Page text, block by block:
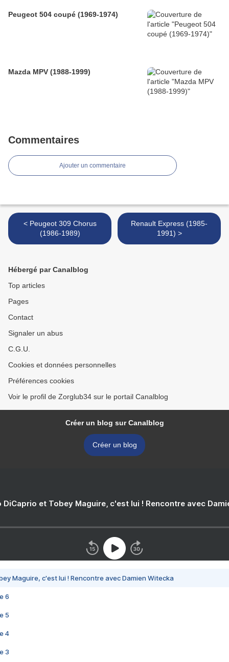
Peugeot 504 coupé (1969-1974)
Mazda MPV (1988-1999)
Commentaires
Ajouter un commentaire
< Peugeot 309 Chorus
(1986-1989)
Renault Express (1985-
1991) >
Hébergé par Canalblog
Top articles
Pages
Contact
Signaler un abus
C.G.U.
Cookies et données personnelles
Préférences cookies
Voir le profil de Zorglub34 sur le portail Canalblog
Créer un blog sur Canalblog
Créer un blog
DiCaprio et Tobey Maguire, c'est lui ! Rencontre avec
Maguire, c'est lui ! Rencontre avec Damien Witecka
6
5
4
3